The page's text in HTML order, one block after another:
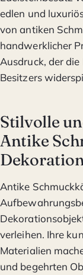
edlen und
von antiken
handwerklicher
Ausdruck, der
Besitzers
Stilvolle
Antike
Antike
verleihen. Ihre
Materialien
und begehrten